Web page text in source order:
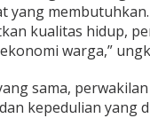
yang
kualitas hidup,
warga,”
sama,
kepedulian yang